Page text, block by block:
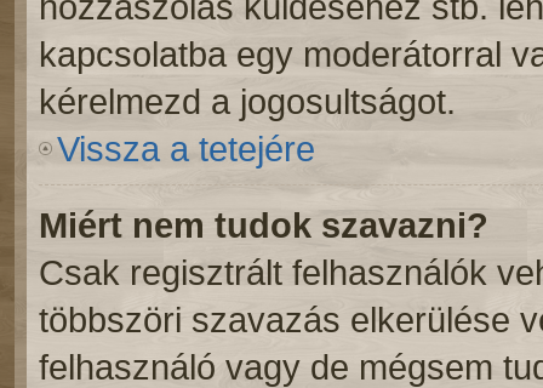
kapcsolatba egy moderátorral
kérelmezd a jogosultságot.
Vissza a tetejére
Miért nem tudok szavazni?
Csak regisztrált felhasználók
többszöri szavazás elkerülése
felhasználó vagy de mégsem